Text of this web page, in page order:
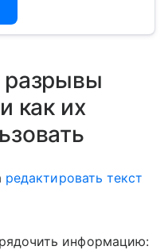
как их
редактировать текст
информацию: